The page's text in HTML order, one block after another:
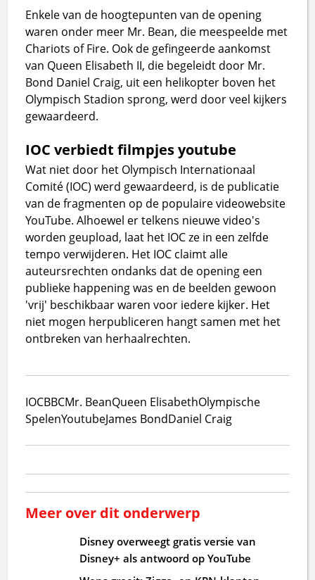
Enkele van de hoogtepunten van de opening
waren onder meer Mr. Bean, die meespeelde met
Chariots of Fire. Ook de gefingeerde aankomst
van Queen Elisabeth II, die begeleidt door Mr.
Bond Daniel Craig, uit een helikopter boven het
Olympisch Stadion sprong, werd door veel kijkers
gewaardeerd.
IOC verbiedt filmpjes youtube
Wat niet door het Olympisch Internationaal
Comité (IOC) werd gewaardeerd, is de publicatie
van de fragmenten op de populaire videowebsite
YouTube. Alhoewel er telkens nieuwe video's
worden geupload, laat het IOC ze in een zelfde
tempo verwijderen. Het IOC claimt alle
auteursrechten ondanks dat de opening een
publieke happening was en de beelden gewoon
'vrij' beschikbaar waren voor iedere kijker. Het
niet mogen herpubliceren hangt samen met het
ontbreken van herhaalrechten.
IOCBBCMr. BeanQueen ElisabethOlympische
SpelenYoutubeJames BondDaniel Craig
Meer over dit onderwerp
Disney overweegt gratis versie van
Disney+ als antwoord op YouTube